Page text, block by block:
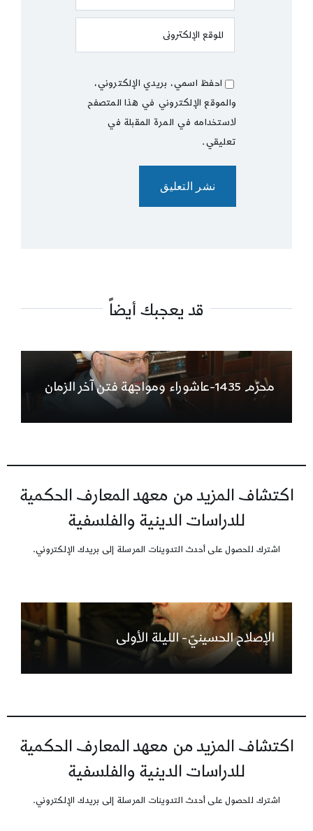
احفظ اسمي، بريدي الإلكتروني،
والموقع الإلكتروني في هذا المتصفح
لاستخدامه في المرة المقبلة في
تعليقي.
قد يعجبك أيضاً
محرّم 1435-عاشوراء ومواجهة فتن آخر الزمان
اكتشاف المزيد من معهد المعارف الحكمية
للدراسات الدينية والفلسفية
اشترك للحصول على أحدث التدوينات المرسلة إلى بريدك الإلكتروني.
الإصلاح الحسينيّ- الليلة الأولى
اكتشاف المزيد من معهد المعارف الحكمية
للدراسات الدينية والفلسفية
اشترك للحصول على أحدث التدوينات المرسلة إلى بريدك الإلكتروني.